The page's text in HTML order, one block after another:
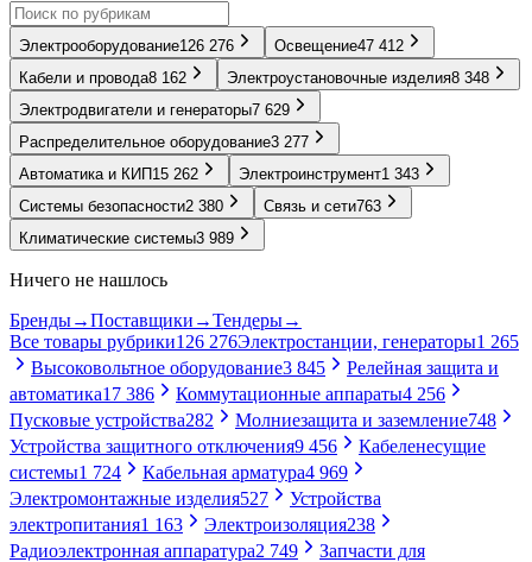
Электрооборудование126 276 Освещение47 412
Кабели и провода8 162 Электроустановочные изделия8 348
Электродвигатели и генераторы7 629
Распределительное оборудование3 277
Автоматика и КИП 15 262 Электроинструмент1 343
Системы безопасности2 380 Связь и сети763
Климатические системы3 989
Ничего не нашлось
Бренды→Поставщики →Тендеры→
Все товары рубрики126 276Электростанции, генераторы1 265
Высоковольтное оборудование3 845
Релейная защита и
автоматика17 386 Коммутационные аппараты4 256
Пусковые устройства282 Молниезащита и заземление748
Устройства защитного отключения9 456
Кабеленесущие
системы1 724 Кабельная арматура4 969
Электромонтажные изделия527
Устройства
электропитания1 163 Электроизоляция238
Радиоэлектронная аппаратура2 749
Запчасти для